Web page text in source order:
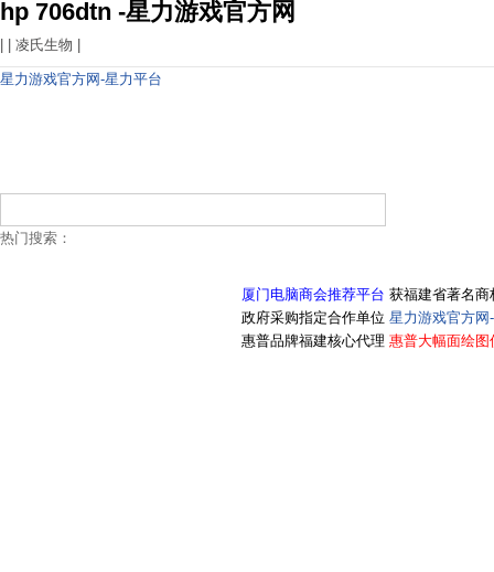
hp 706dtn -星力游戏官方网
凌氏生物
星力游戏官方网-星力平台
热门搜索：
厦门电脑商会推荐平台 获福建省著名商
政府采购指定合作单位 星力游戏官方网
惠普品牌福建核心代理 惠普大幅面绘图